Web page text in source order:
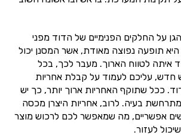
על החלקים הפנימיים של הדוד מפני
תופעה נפוצה מאודת, אשר המסנן יכול
איתה לטווח הארוך. מעבר לכך, בכל
עליכם לעמוד על קבלת אחריות
ככל שתוקף האחריות ארוך יותר, כך יש
בעיה. לרוב, אחריות היצרן מכסה
אפשריים, מה שמאפשר לכם לרכוש מוצר
לעזור.